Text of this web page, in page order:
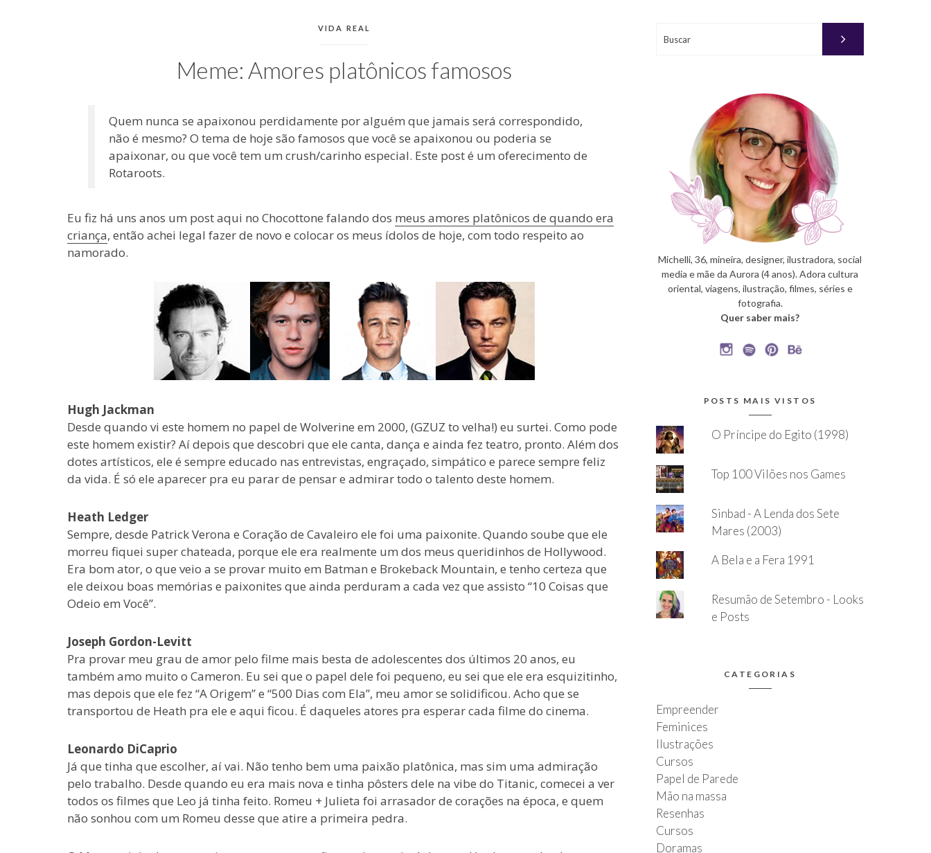
CATEGORIAS:
VIDA REAL
Meme: Amores platônicos famosos
Quem nunca se apaixonou perdidamente por alguém que jamais será correspondido,
não é mesmo? O tema de hoje são famosos que você se apaixonou ou poderia se
apaixonar, ou que você tem um crush/carinho especial. Este post é um oferecimento de
Rotaroots.
Eu fiz há uns anos um post aqui no Chocottone falando dos meus amores platônicos de quando era
criança, então achei legal fazer de novo e colocar os meus ídolos de hoje, com todo respeito ao
namorado.
Hugh Jackman
Desde quando vi este homem no papel de Wolverine em 2000, (GZUZ to velha!) eu surtei. Como pode
este homem existir? Aí depois que descobri que ele canta, dança e ainda fez teatro, pronto. Além dos
dotes artísticos, ele é sempre educado nas entrevistas, engraçado, simpático e parece sempre feliz
da vida. É só ele aparecer pra eu parar de pensar e admirar todo o talento deste homem.
Heath Ledger
Sempre, desde Patrick Verona e Coração de Cavaleiro ele foi uma paixonite. Quando soube que ele
morreu fiquei super chateada, porque ele era realmente um dos meus queridinhos de Hollywood.
Era bom ator, o que veio a se provar muito em Batman e Brokeback Mountain, e tenho certeza que
ele deixou boas memórias e paixonites que ainda perduram a cada vez que assisto “10 Coisas que
Odeio em Você”.
Joseph Gordon-Levitt
Pra provar meu grau de amor pelo filme mais besta de adolescentes dos últimos 20 anos, eu
também amo muito o Cameron. Eu sei que o papel dele foi pequeno, eu sei que ele era esquizitinho,
mas depois que ele fez “A Origem” e “500 Dias com Ela”, meu amor se solidificou. Acho que se
transportou de Heath pra ele e aqui ficou. É daqueles atores pra esperar cada filme do cinema.
Leonardo DiCaprio
Já que tinha que escolher, aí vai. Não tenho bem uma paixão platônica, mas sim uma admiração
pelo trabalho. Desde quando eu era mais nova e tinha pôsters dele na vibe do Titanic, comecei a ver
todos os filmes que Leo já tinha feito. Romeu + Julieta foi arrasador de corações na época, e quem
não sonhou com um Romeu desse que atire a primeira pedra.
Michelli, 36, mineira, designer, ilustradora, social
media e mãe da Aurora (4 anos). Adora cultura
oriental, viagens, ilustração, filmes, séries e
fotografia.
Quer saber mais?
POSTS MAIS VISTOS
O Príncipe do Egito (1998)
Top 100 Vilões nos Games
Sinbad - A Lenda dos Sete
Mares (2003)
A Bela e a Fera 1991
Resumão de Setembro - Looks
e Posts
CATEGORIAS
Empreender
Feminices
Ilustrações
Cursos
Papel de Parede
Mão na massa
Resenhas
Cursos
Doramas